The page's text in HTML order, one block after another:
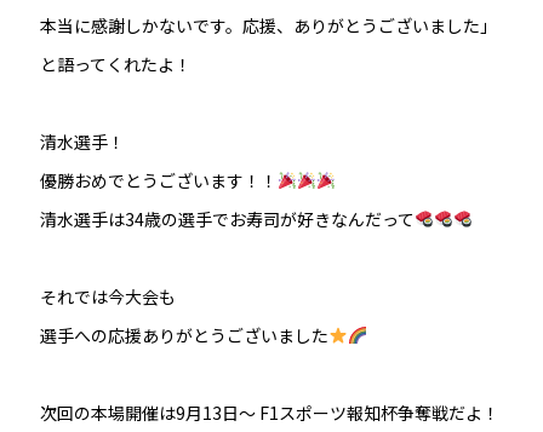
本当に感謝しかないです。応援、ありがとうございました」
と語ってくれたよ！
清水選手！
優勝おめでとうございます！！
清水選手は34歳の選手でお寿司が好きなんだって
それでは今大会も
選手への応援ありがとうございました
次回の本場開催は9月13日〜 F1スポーツ報知杯争奪戦だよ！